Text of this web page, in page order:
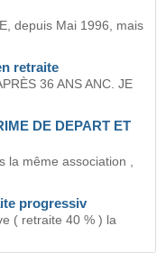
depuis Mai 1996, mais
retraite
36 ANS ANC. JE
DE DEPART ET
même association ,
progressiv
( retraite 40 % ) la